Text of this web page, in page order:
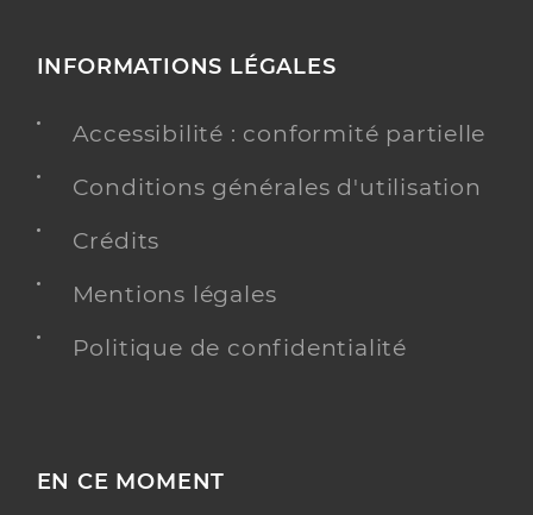
INFORMATIONS LÉGALES
Accessibilité : conformité partielle
Conditions générales d'utilisation
Crédits
Mentions légales
Politique de confidentialité
EN CE MOMENT